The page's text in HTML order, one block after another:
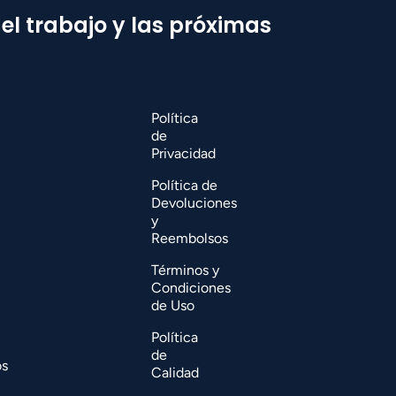
trabajo y las próximas
Política
de
Privacidad
Política de
Devoluciones
y
Reembolsos
Términos y
Condiciones
de Uso
Política
de
Calidad